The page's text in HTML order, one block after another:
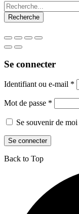
Se connecter
Identifiant ou e-mail *
Mot de passe *
Se souvenir de moi
Se connecter
Back to Top